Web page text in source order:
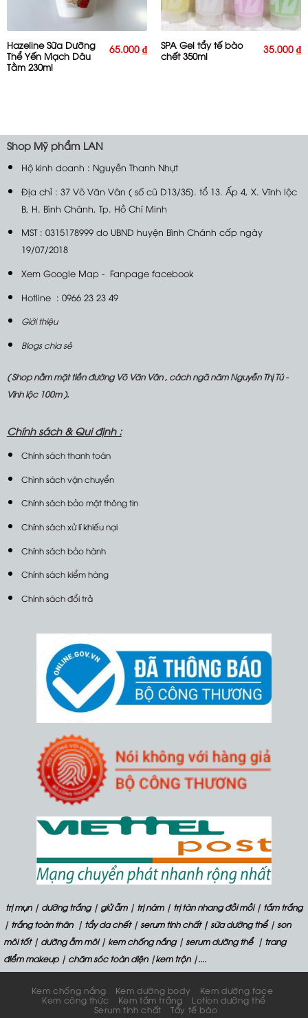
Hazeline Sữa Dưỡng
Thể Yến Mạch Dâu
Tằm 230ml
65.000₫
SPA Gel tẩy tế bào
chết 350ml
35.000₫
Shop Mỹ phẩm LAN
Hộ kinh doanh : Nguyễn Thanh Nhựt
Địa chỉ : 37 Võ Văn Vân ( số cũ D13/35). tổ 13. Ấp 4, X. Vĩnh lộc
B, H. Bình Chánh, Tp. Hồ Chí Minh
MST : 0315178999 do UBND huyện Bình Chánh cấp ngày
19/07/2018
Xem Google Map- Fanpage facebook
Hotline : 0966 23 23 49
Giới thiệu
Blogs chia sẻ
( Shop nằm mặt tiền đường Võ Văn Vân , cách ngã năm Nguyễn Thị Tú -
Vĩnh lộc 100m ).
Chính sách &Qui định :
Chính sách thanh toán
Chình sách vận chuyển
Chính sách bảo mật thông tin
Chính sách xử lí khiếu nại
Chính sách bảo hành
Chính sách kiểm hàng
Chính sách đổi trả
trị mụn| dưỡng trắng| giử ẫm| trị nám| trị tàn nhang đồi mồi| tắm trắng
| trắng toàn thân| tẩy da chết|serum tinh chất | sữa dưỡng thể |son
môi tốt| dưỡng ẫm môi| kem chống nắng|serum dưỡng thể | trang
điểm makeup| chăm sóc toàn diện|kem trộn|....
Kem chống nắng Kem dưỡng body
Kem dưỡng face
Kem công thức
Kem tắm trắng
Lotion dưỡng thể
Serum tinh chất
Tẩy tế bào